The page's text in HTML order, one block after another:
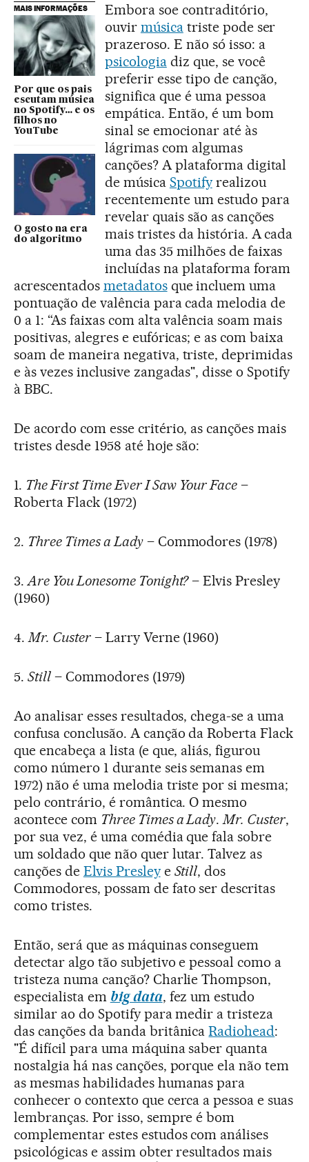
MAIS INFORMAÇÕES
Por que os pais
escutam música
no Spotify… e os
filhos no
YouTube
O gosto na era
do algoritmo
Embora soe contraditório,
ouvir músicatriste pode ser
prazeroso. E não só isso: a
psicologiadiz que, se você
preferir esse tipo de canção,
significa que é uma pessoa
empática. Então, é um bom
sinal se emocionar até às
lágrimas com algumas
canções? A plataforma digital
de música Spotifyrealizou
recentemente um estudo para
revelar quais são as canções
mais tristes da história. A cada
uma das 35 milhões de faixas
incluídas na plataforma foram
acrescentados metadatosque incluem uma
pontuação de valência para cada melodia de
0 a 1: “As faixas com alta valência soam mais
positivas, alegres e eufóricas; e as com baixa
soam de maneira negativa, triste, deprimidas
e às vezes inclusive zangadas", disse o Spotify
à BBC.
De acordo com esse critério, as canções mais
tristes desde 1958 até hoje são:
1. The First Time Ever I Saw Your Face –
Roberta Flack (1972)
2. Three Times a Lady– Commodores (1978)
3. Are You Lonesome Tonight?– Elvis Presley
(1960)
4. Mr. Custer– Larry Verne (1960)
5. Still– Commodores (1979)
Ao analisar esses resultados, chega-se a uma
confusa conclusão. A canção da Roberta Flack
que encabeça a lista (e que, aliás, figurou
como número 1 durante seis semanas em
1972) não é uma melodia triste por si mesma;
pelo contrário, é romântica. O mesmo
acontece com Three Times a Lady. Mr. Custer,
por sua vez, é uma comédia que fala sobre
um soldado que não quer lutar. Talvez as
canções de Elvis Presleye Still, dos
Commodores, possam de fato ser descritas
como tristes.
Então, será que as máquinas conseguem
detectar algo tão subjetivo e pessoal como a
tristeza numa canção? Charlie Thompson,
especialista em big data, fez um estudo
similar ao do Spotify para medir a tristeza
das canções da banda britânicaRadiohead:
"É difícil para uma máquina saber quanta
nostalgia há nas canções, porque ela não tem
as mesmas habilidades humanas para
conhecer o contexto que cerca a pessoa e suas
lembranças. Por isso, sempre é bom
complementar estes estudos com análises
psicológicas e assim obter resultados mais